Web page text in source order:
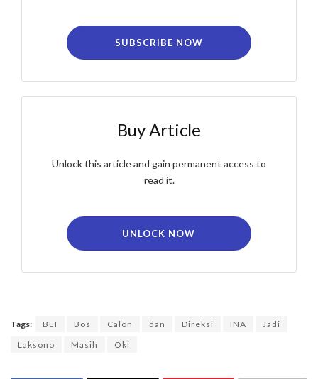
SUBSCRIBE NOW
Buy Article
Unlock this article and gain permanent access to
read it.
UNLOCK NOW
Tags: BEI Bos Calon dan Direksi INA
Jadi
Laksono
Masih Oki